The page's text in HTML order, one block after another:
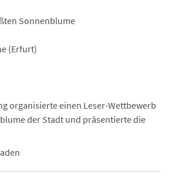
Sonnenblume
(Erfurt)
organisierte einen Leser-Wettbewerb
der Stadt und präsentierte die